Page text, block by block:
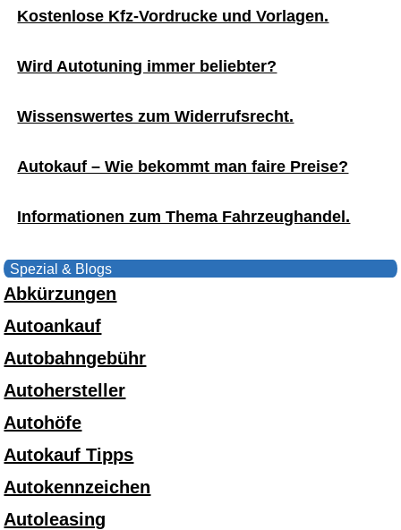
Kostenlose Kfz-Vordrucke und Vorlagen.
Wird Autotuning immer beliebter?
Wissenswertes zum Widerrufsrecht.
Autokauf – Wie bekommt man faire Preise?
Informationen zum Thema Fahrzeughandel.
Spezial & Blogs
Abkürzungen
Autoankauf
Autobahngebühr
Autohersteller
Autohöfe
Autokauf Tipps
Autokennzeichen
Autoleasing